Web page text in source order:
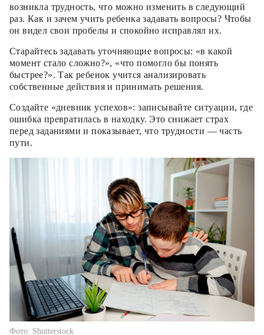
возникла трудность, что можно изменить в следующий
раз. Как и зачем учить ребенка задавать вопросы? Чтобы
он видел свои пробелы и спокойно исправлял их.
Старайтесь задавать уточняющие вопросы: «в какой
момент стало сложно?», «что помогло бы понять
быстрее?». Так ребенок учится анализировать
собственные действия и принимать решения.
Создайте «дневник успехов»: записывайте ситуации, где
ошибка превратилась в находку. Это снижает страх
перед заданиями и показывает, что трудности — часть
пути.
Фото: Shutterstock